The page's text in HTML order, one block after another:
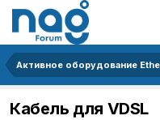
Кабель для VDSL